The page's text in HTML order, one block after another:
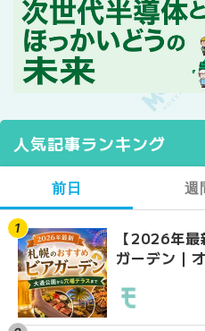
人気記事ランキング
前日
【2026年
ガーデン｜
大通公園
HOKKAIDO
週